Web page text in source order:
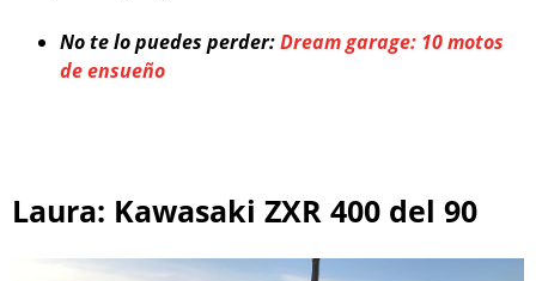
No te lo puedes perder:Dream garage: 10 motos
de ensueño
Laura: Kawasaki ZXR 400 del 90